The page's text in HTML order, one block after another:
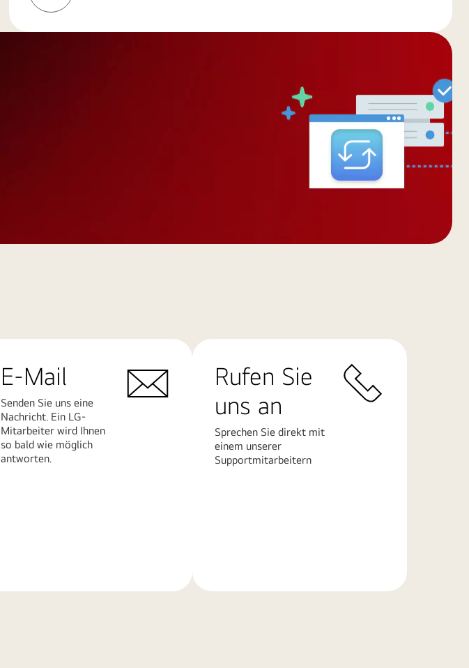
E-Mail
Senden Sie uns eine
Nachricht. Ein LG-
Mitarbeiter wird Ihnen
so bald wie möglich
antworten.
Rufen Sie
uns an
Sprechen Sie direkt mit
einem unserer
Supportmitarbeitern